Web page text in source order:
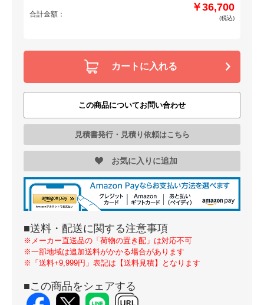
合計金額：
￥36,700
(税込)
カートに入れる
この商品についてお問い合わせ
見積書発行・見積り依頼はこちら
お気に入りに追加
■送料・配送に関する注意事項
※メーカー直送品の「荷物の置き配」は対応不可
※一部地域は追加送料がかかる場合があります
※「送料+9,999円」表記は【送料見積】となります
■この商品をシェアする